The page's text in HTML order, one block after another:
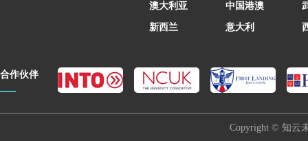
澳大利亚
新西兰
中国港澳
意大利
合作伙伴
Copyright © 知云